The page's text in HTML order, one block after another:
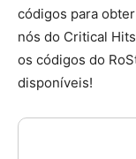
códigos para
nós do Critical
os códigos do
disponíveis!